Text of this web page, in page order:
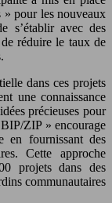
» pour les nouveaux
s’établir avec des
réduire le taux de
dans ces projets
une connaissance
précieuses pour
ZIP » encourage
en fournissant des
Cette approche
projets dans des
communautaires